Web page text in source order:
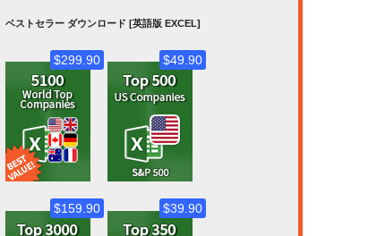
ベストセラー ダウンロード [英語版 EXCEL]
$299.90 $49.90
$159.90 $39.90